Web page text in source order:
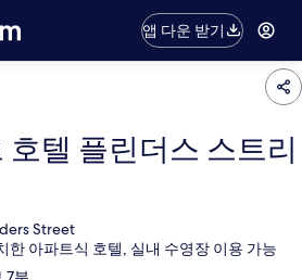
앱 다운 받기
텔 플린더스 스트리
Street
한 아파트식 호텔, 실내 수영장 이용 가능